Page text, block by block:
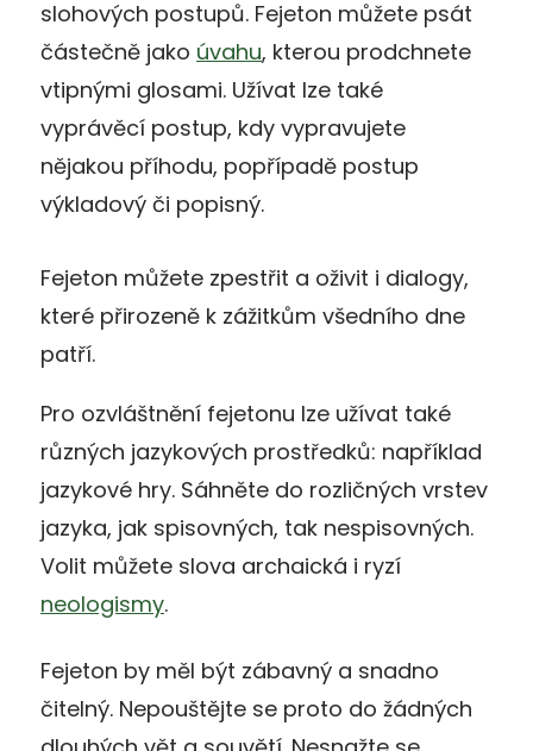
slohových postupů. Fejeton můžete psát
částečně jako úvahu, kterou prodchnete
vtipnými glosami. Užívat lze také
vyprávěcí postup, kdy vypravujete
nějakou příhodu, popřípadě postup
výkladový či popisný.
Fejeton můžete zpestřit a oživit i dialogy,
které přirozeně k zážitkům všedního dne
patří.
Pro ozvláštnění fejetonu lze užívat také
různých jazykových prostředků: například
jazykové hry. Sáhněte do rozličných vrstev
jazyka, jak spisovných, tak nespisovných.
Volit můžete slova archaická i ryzí
neologismy.
Fejeton by měl být zábavný a snadno
čitelný. Nepouštějte se proto do žádných